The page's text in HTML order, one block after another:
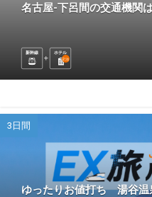
名古屋-下呂間の交通機関
新幹線
ホテル
2泊
3日間
ゆったりお値打ち 湯谷